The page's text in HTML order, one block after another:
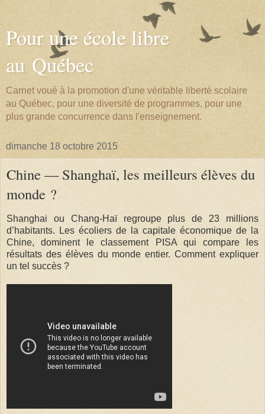
Pour une école libre
au Québec
Carnet voué à la promotion d'une véritable liberté scolaire
au Québec, pour une diversité de programmes, pour une
plus grande concurrence dans l'enseignement.
dimanche 18 octobre 2015
Chine — Shanghaï, les meilleurs élèves du
monde ?
Shanghai ou Chang-Haï regroupe plus de 23 millions
d’habitants. Les écoliers de la capitale économique de la
Chine, dominent le classement PISA qui compare les
résultats des élèves du monde entier. Comment expliquer
un tel succès ?